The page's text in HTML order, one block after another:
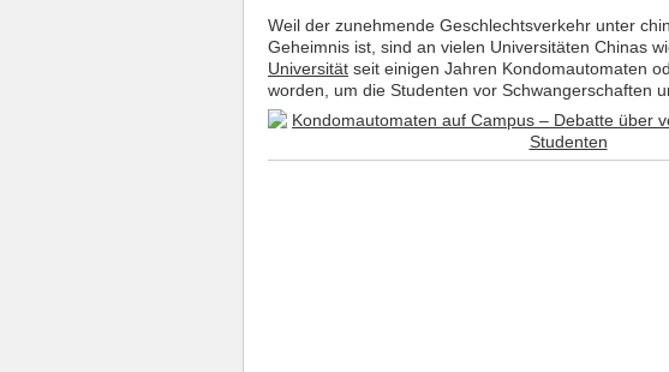
Weil der zunehmende Geschlechtsverkehr unter
Geheimnis ist, sind an vielen Universitäten Chinas
Universität seit einigen Jahren Kondomautomaten
worden, um die Studenten vor Schwangerschaften